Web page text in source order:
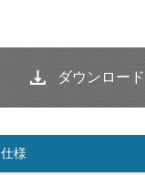
ダウンロード
仕様